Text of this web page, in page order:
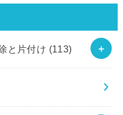
と片付け (113)